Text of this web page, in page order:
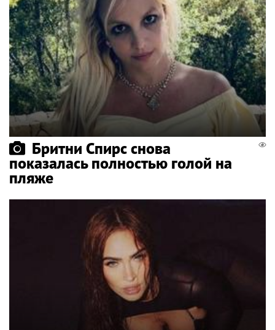
Бритни Спирс снова
показалась полностью голой на
пляже